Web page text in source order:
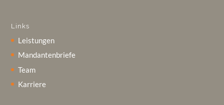
Links
Leistungen
Mandantenbriefe
Team
Karriere